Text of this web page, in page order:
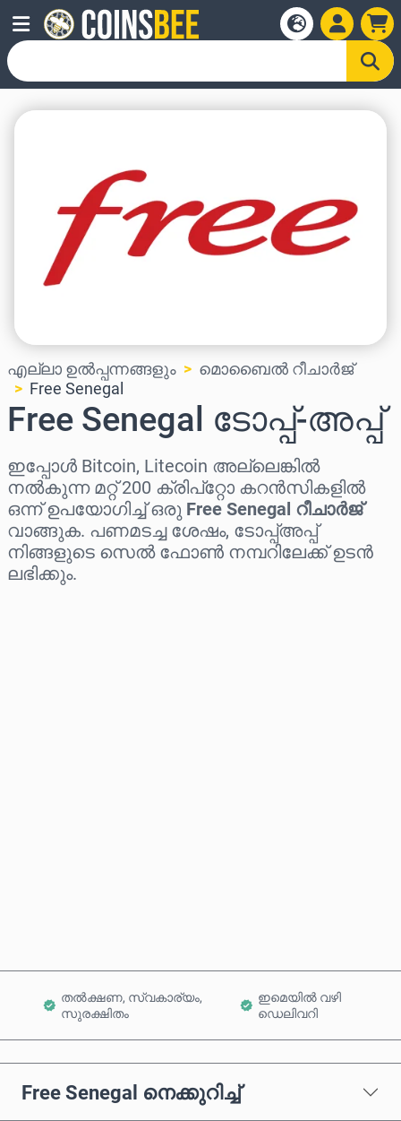
എല്ലാ ഉൽപ്പന്നങ്ങളും
മൊബൈൽ റീചാർജ്
Free Senegal
Free Senegal ടോപ്പ്-അപ്പ്
ഇപ്പോൾ Bitcoin, Litecoin അല്ലെങ്കിൽ
നൽകുന്ന മറ്റ് 200 ക്രിപ്‌റ്റോ കറൻസികളിൽ
ഒന്ന് ഉപയോഗിച്ച് ഒരു Free Senegal റീചാർജ്
വാങ്ങുക. പണമടച്ച ശേഷം, ടോപ്പ്അപ്പ്
നിങ്ങളുടെ സെൽ ഫോൺ നമ്പറിലേക്ക് ഉടൻ
ലഭിക്കും.
തൽക്ഷണ, സ്വകാര്യം,
സുരക്ഷിതം
ഇമെയിൽ വഴി
ഡെലിവറി
Free Senegal നെക്കുറിച്ച്